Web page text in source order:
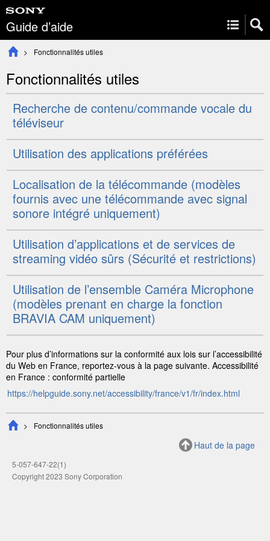
Guide d’aide
Fonctionnalités utiles
Fonctionnalités utiles
Recherche de contenu/commande vocale du
téléviseur
Utilisation des applications préférées
Localisation de la télécommande (modèles
fournis avec une télécommande avec signal
sonore intégré uniquement)
Utilisation d’applications et de services de
streaming vidéo sûrs (Sécurité et restrictions)
Utilisation de l’ensemble Caméra Microphone
(modèles prenant en charge la fonction
BRAVIA CAM uniquement)
Pour plus d’informations sur la conformité aux lois sur l’accessibilité
du Web en France, reportez-vous à la page suivante. Accessibilité
en France : conformité partielle
https://helpguide.sony.net/accessibility/france/v1/fr/index.html
Fonctionnalités utiles
Haut de la page
5-057-647-22(1)
Copyright 2023 Sony Corporation